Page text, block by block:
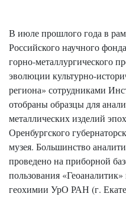
В июле прошлого года в
Российского научного
горно-металлургического
эволюции культурно-
региона» сотрудниками
отобраны образцы для
металлических изделий
Оренбургского
музея. Большинство
проведено на приборной
пользования
геохимии УрО РАН (г.